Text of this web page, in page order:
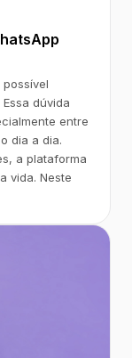
dúvida
entre
dia a dia.
a plataforma
vida. Neste